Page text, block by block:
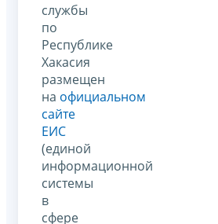
службы
по
Республике
Хакасия
размещен
на официальном
сайте
ЕИС
(единой
информационной
системы
в
сфере